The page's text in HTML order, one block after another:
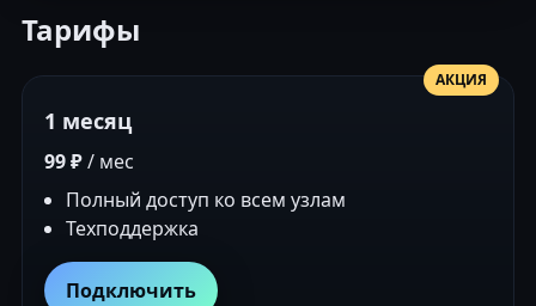
Тарифы
АКЦИЯ
1 месяц
99 ₽/ мес
Полный доступ ко всем узлам
Техподдержка
Подключить